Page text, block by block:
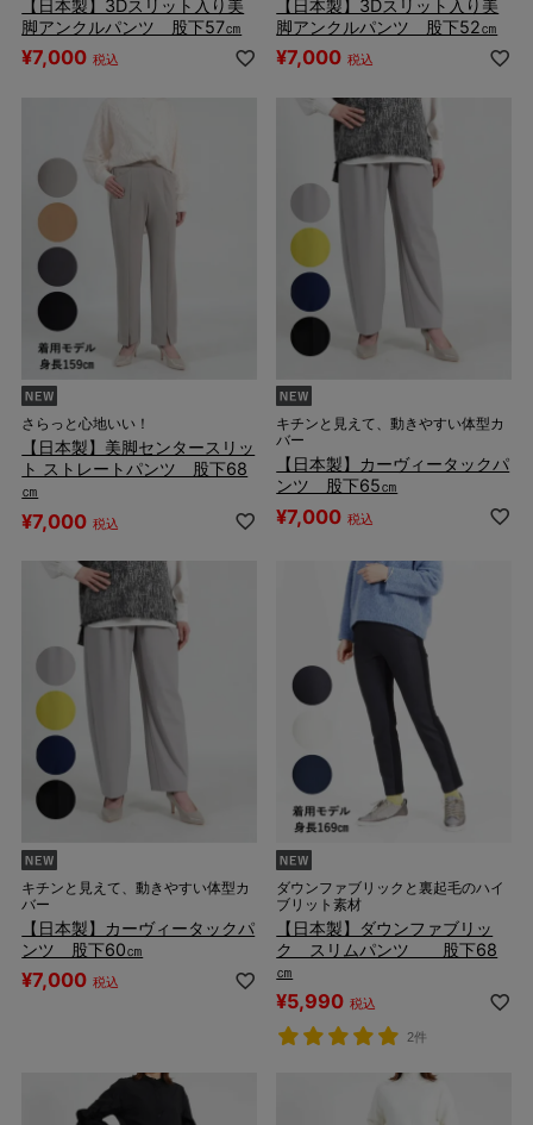
【日本製】3Dスリット入り美
脚アンクルパンツ 股下57㎝
¥7,000 税込
【日本製】3Dスリット入り美
脚アンクルパンツ 股下52㎝
¥7,000 税込
さらっと心地いい！
【日本製】美脚センタースリッ
ト ストレートパンツ 股下68
㎝
¥7,000 税込
キチンと見えて、動きやすい体型カ
バー
【日本製】カーヴィータックパ
ンツ 股下65㎝
¥7,000 税込
キチンと見えて、動きやすい体型カ
バー
【日本製】カーヴィータックパ
ンツ 股下60㎝
¥7,000 税込
ダウンファブリックと裏起毛のハイ
ブリット素材
【日本製】ダウンファブリッ
ク スリムパンツ 股下68
㎝
¥5,990 税込
2件